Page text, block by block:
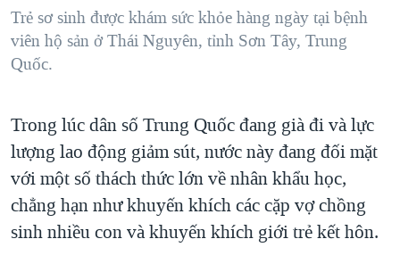
SỨC KHOẺ
VĂN HOÁ
GIÁO DỤC
TRỊNH VĨNH BÌNH - NGƯỜI HẠ 'BÊN THẮNG CUỘC'
GROUND ZERO – XƯA VÀ NAY
CÁC GIÁ TRỊ CỘNG HÒA Ở VIỆT NAM
THƯỢNG ĐỈNH TRUMP-KIM TẠI VIỆT NAM
TRỊNH VĨNH BÌNH VS. CHÍNH PHỦ VIỆT NAM
NGƯ DÂN VIỆT VÀ LÀN SÓNG TRỘM HẢI SÂM
Ngôn ngữ khác
Trẻ sơ sinh được khám sức khỏe hàng ngày tại bệnh
viên hộ sản ở Thái Nguyên, tỉnh Sơn Tây, Trung
Quốc.
Trong lúc dân số Trung Quốc đang già đi và lực
lượng lao động giảm sút, nước này đang đối mặt
với một số thách thức lớn về nhân khẩu học,
chẳng hạn như khuyến khích các cặp vợ chồng
sinh nhiều con và khuyến khích giới trẻ kết hôn.